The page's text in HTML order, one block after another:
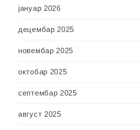
јануар 2026
децембар 2025
новембар 2025
октобар 2025
септембар 2025
август 2025